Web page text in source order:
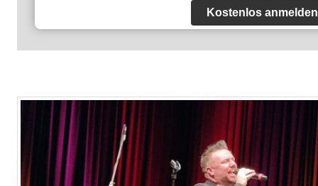
Kostenlos anmelden